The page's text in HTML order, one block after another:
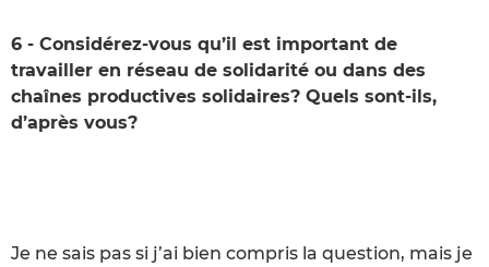
6 - Considérez-vous qu’il est important de
travailler en réseau de solidarité ou dans des
chaînes productives solidaires? Quels sont-ils,
d’après vous?
Je ne sais pas si j’ai bien compris la question, mais je